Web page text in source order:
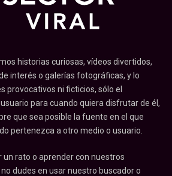
historias curiosas, vídeos divertidos,
interés o galerías fotográficas, y lo
provocativos ni ficticios, sólo el
para cuando quiera disfrutar de él,
que sea posible la fuente en el que
pertenezca a otro medio o usuario.
un rato o aprender con nuestros
dudes en usar nuestro buscador o